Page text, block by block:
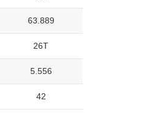
63.889
26T
5.556
42